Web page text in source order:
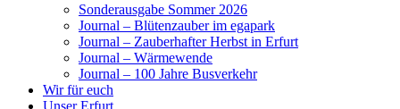
Sonderausgabe Sommer 2026
Journal – Blütenzauber im egapark
Journal – Zauberhafter Herbst in Erfurt
Journal – Wärmewende
Journal – 100 Jahre Busverkehr
Wir für euch
Unser Erfurt